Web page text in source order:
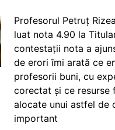
Profesorul Petruț
luat nota 4.90 la
contestații nota a
de erori îmi arată ce
profesorii buni, cu
corectat și ce resurse
alocate unui astfel de
important